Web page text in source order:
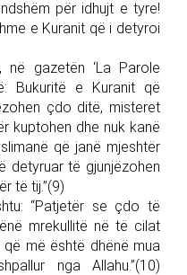
për idhujt e tyre!
e Kuranit që i detyroi
në gazetën ‘La Parole
Bukuritë e Kuranit që
çdo ditë, misteret
kuptohen dhe nuk kanë
që janë mjeshtër
detyruar të gjunjëzohen
të tij.”(9)
“Patjetër se çdo të
mrekullitë në të cilat
më është dhënë mua
nga Allahu.”(10)